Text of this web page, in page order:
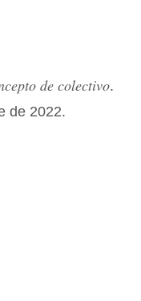
de colectivo.
de 2022.